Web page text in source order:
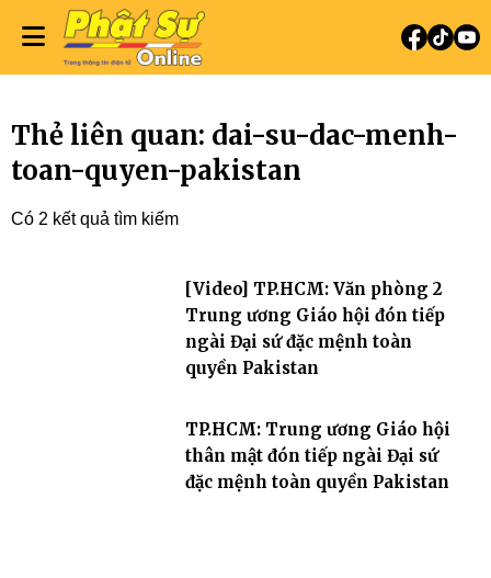
Thẻ liên quan: dai-su-dac-menh-
toan-quyen-pakistan
Có 2 kết quả tìm kiếm
[Video] TP.HCM: Văn phòng 2
Trung ương Giáo hội đón tiếp
ngài Đại sứ đặc mệnh toàn
quyền Pakistan
TP.HCM: Trung ương Giáo hội
thân mật đón tiếp ngài Đại sứ
đặc mệnh toàn quyền Pakistan